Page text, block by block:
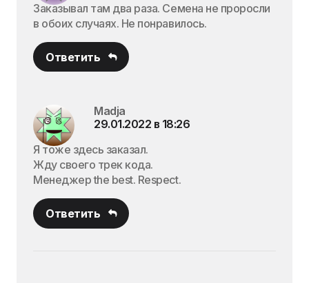
Заказывал там два раза. Семена не проросли
в обоих случаях. Не понравилось.
Ответить
Madja
29.01.2022 в 18:26
Я тоже здесь заказал.
Жду своего трек кода.
Менеджер the best. Respect.
Ответить